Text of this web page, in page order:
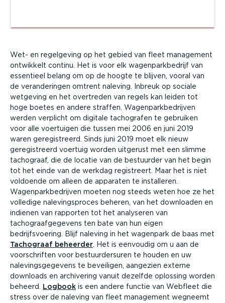
Wet- en regelgeving op het gebied van fleet management
ontwikkelt continu. Het is voor elk wagenparkbedrijf van
essentieel belang om op de hoogte te blijven, vooral van
de veranderingen omtrent naleving. Inbreuk op sociale
wetgeving en het overtreden van regels kan leiden tot
hoge boetes en andere straffen. Wagenparkbedrijven
werden verplicht om digitale tachografen te gebruiken
voor alle voertuigen die tussen mei 2006 en juni 2019
waren geregistreerd. Sinds juni 2019 moet elk nieuw
geregistreerd voertuig worden uitgerust met een slimme
tachograaf, die de locatie van de bestuurder van het begin
tot het einde van de werkdag registreert. Maar het is niet
voldoende om alleen de apparaten te installeren.
Wagenparkbedrijven moeten nog steeds weten hoe ze het
volledige nalevingsproces beheren, van het downloaden en
indienen van rapporten tot het analyseren van
tachograafgegevens ten bate van hun eigen
bedrijfsvoering. Blijf naleving in het wagenpark de baas met
Tachograaf beheerder . Het is eenvoudig om u aan de
voorschriften voor bestuurdersuren te houden en uw
nalevingsgegevens te beveiligen, aangezien externe
downloads en archivering vanuit dezelfde oplossing worden
beheerd. Logbook is een andere functie van Webfleet die
stress over de naleving van fleet management wegneemt